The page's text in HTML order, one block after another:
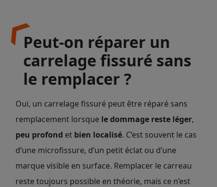
Peut-on réparer un
carrelage fissuré sans
le remplacer ?
Oui, un carrelage fissuré peut être réparé sans
remplacement lorsque le dommage reste léger,
peu profond et bien localisé. C’est souvent le cas
d’une microfissure, d’un petit éclat ou d’une
marque visible en surface. Remplacer le carreau
reste toujours possible en théorie, mais ce n’est